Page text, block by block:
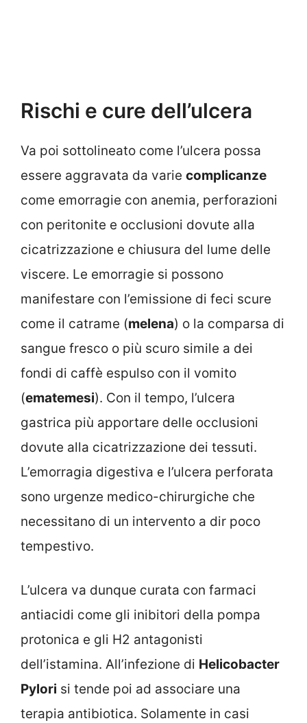
Rischi e cure dell’ulcera
Va poi sottolineato come l’ulcera possa
essere aggravata da varie complicanze
come emorragie con anemia, perforazioni
con peritonite e occlusioni dovute alla
cicatrizzazione e chiusura del lume delle
viscere. Le emorragie si possono
manifestare con l’emissione di feci scure
come il catrame (melena) o la comparsa di
sangue fresco o più scuro simile a dei
fondi di caffè espulso con il vomito
(ematemesi). Con il tempo, l’ulcera
gastrica più apportare delle occlusioni
dovute alla cicatrizzazione dei tessuti.
L’emorragia digestiva e l’ulcera perforata
sono urgenze medico-chirurgiche che
necessitano di un intervento a dir poco
tempestivo.
L’ulcera va dunque curata con farmaci
antiacidi come gli inibitori della pompa
protonica e gli H2 antagonisti
dell’istamina. All’infezione di Helicobacter
Pylori si tende poi ad associare una
terapia antibiotica. Solamente in casi